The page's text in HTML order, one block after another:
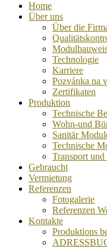
Home
Über uns
Über die
Technologie
Karriere
Pozvánka na
Zertifikaten
Produktion
Technische
Wohn-und
Sanitär
Technische
Transport
Gebraucht
Vermietung
Referenzen
Fotogalerie
Referenzen
Kontakte
Produktions